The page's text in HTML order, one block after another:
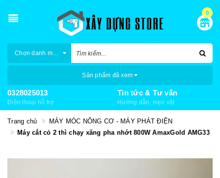
0
Chọn danh mục
Sản phẩm đã xem
0328025013
Điện thoại hỗ trợ
Tin tức & Tư vấn
Hướng dẫn, mẹo vặt
Trang chủ
MÁY MÓC NÔNG CƠ - MÁY PHÁT ĐIỆN
Máy cắt cỏ 2 thì chạy xăng pha nhớt 800W AmaxGold AMG33